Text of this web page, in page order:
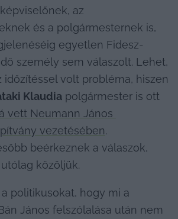
az
és a polgármesternek is,
egyetlen Fidesz-
személy sem válaszolt. Lehet,
Klaudia polgármester is ott
vett Neumann János
vezetésében.
beérkeznek a válaszok,
közöljük.
politikusokat, hogy mi a
János felszólalása után nem